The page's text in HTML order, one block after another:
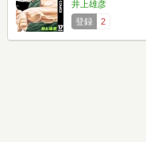
井上雄彦
登録
2